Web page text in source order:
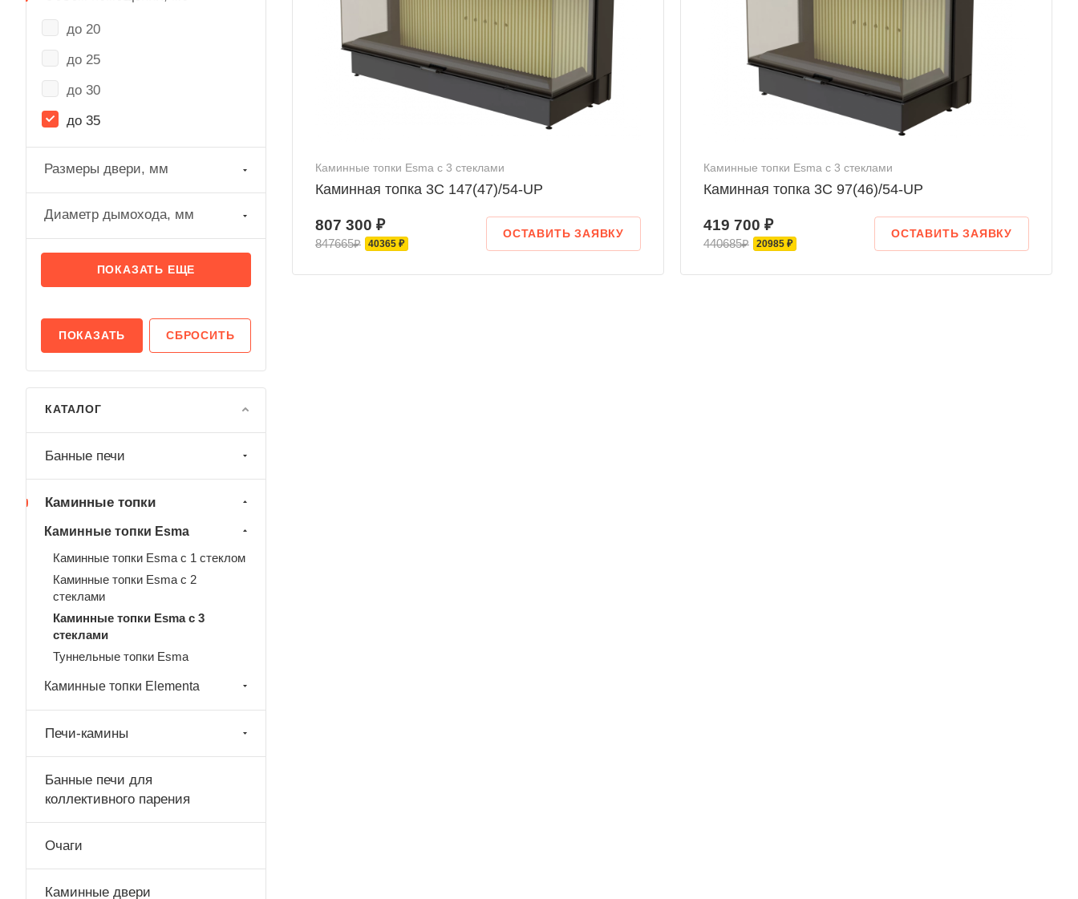
Каминные топки Esma с 3 стеклами
Каминная топка 3С 147(47)/54-UP
807 300 ₽
847665₽ 40365 ₽
ОСТАВИТЬ ЗАЯВКУ
Каминные топки Esma с 3 стеклами
Каминная топка 3С 97(46)/54-UP
419 700 ₽
440685₽ 20985 ₽
ОСТАВИТЬ ЗАЯВКУ
до 20
до 25
до 30
до 35
Размеры двери, мм
Диаметр дымохода, мм
ПОКАЗАТЬ ЕЩЕ
СБРОСИТЬ
КАТАЛОГ
Банные печи
Каминные топки
Каминные топки Esma
Каминные топки Esma с 1 стеклом
Каминные топки Esma с 2
стеклами
Каминные топки Esma с 3
стеклами
Туннельные топки Esma
Каминные топки Elementa
Печи-камины
Банные печи для
коллективного парения
Очаги
Каминные двери